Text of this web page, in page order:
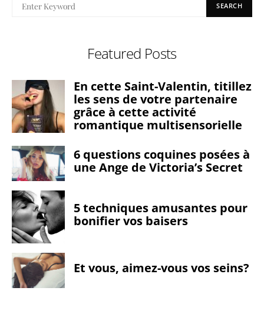
SEARCH
Featured Posts
En cette Saint-Valentin, titillez
les sens de votre partenaire
grâce à cette activité
romantique multisensorielle
6 questions coquines posées à
une Ange de Victoria’s Secret
5 techniques amusantes pour
bonifier vos baisers
Et vous, aimez-vous vos seins?